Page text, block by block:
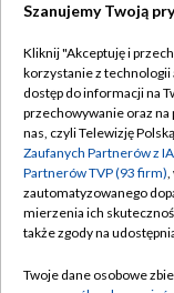
Abonament TVP
Emisja w TVP
Centrum
Naziemna
Szanujemy Twoją
Kliknij "Akceptuję i
korzystanie z technologii
dostęp do informacji na
przechowywanie oraz
nas, czyli Telewizję
Zaufanych Partnerów z
Partnerów TVP (93 firm),
zautomatyzowanego
mierzenia ich
także zgody na
Twoje dane osobowe